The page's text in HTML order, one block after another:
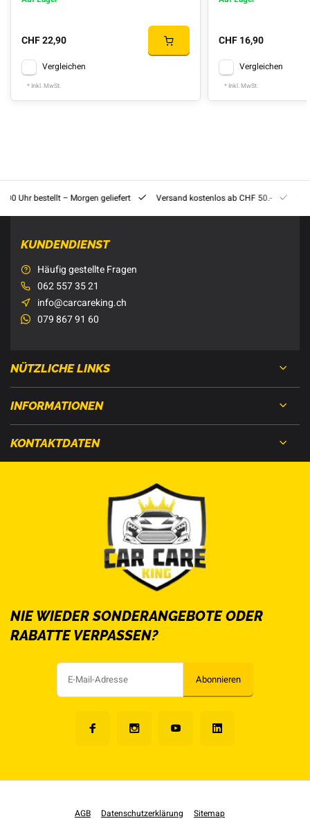
CHF 22,90
Vergleichen
* Inkl. MwSt.
CHF 16,90
Vergleichen
* Inkl. MwSt.
Uhr bestellt – Morgen geliefert Versand kostenlos ab CHF 50.-
KUNDENDIENST
Häufig gestellte Fragen
062 557 35 21
info@carcareking.ch
079 867 91 60
NÜTZLICHE LINKS
INFORMATIONEN
KONTAKTDATEN
NIE WIEDER SONDERANGEBOTE ODER
RABATTE VERPASSEN?
Abonnieren
AGB Datenschutzerklärung Sitemap